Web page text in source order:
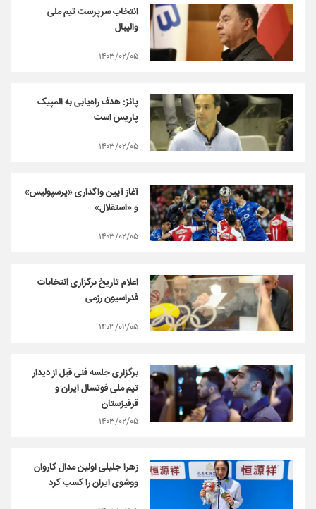
انتخاب سرپرست تیم ملی
والیبال
۱۴۰۳/۰۲/۰۵
پائز: هدف راه‌یابی به المپیک
پاریس است
۱۴۰۳/۰۲/۰۵
آغاز آیین واگذاری «پرسپولیس»
و «استقلال»
۱۴۰۳/۰۲/۰۵
اعلام تاریخ‌ برگزاری‌ انتخابات
فدراسیون رزمی
۱۴۰۳/۰۲/۰۵
برگزاری جلسه فنی قبل از دیدار
تیم ملی فوتسال ایران و
قرقیزستان
۱۴۰۳/۰۲/۰۵
زهرا جلیلی اولین مدال کاروان
ووشوی ایران را کسب کرد